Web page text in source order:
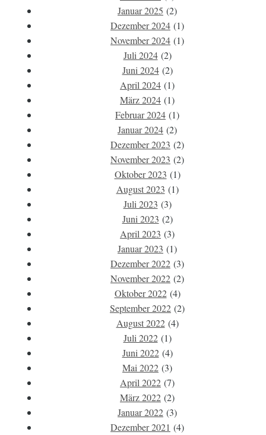
Januar 2025 (2)
Dezember 2024 (1)
November 2024 (1)
Juli 2024(2)
Juni 2024(2)
April 2024 (1)
März 2024 (1)
Februar 2024 (1)
Januar 2024 (2)
Dezember 2023 (2)
November 2023 (2)
Oktober 2023 (1)
August 2023 (1)
Juli 2023 (3)
Juni 2023 (2)
April 2023 (3)
Januar 2023 (1)
Dezember 2022 (3)
November 2022 (2)
Oktober 2022(4)
September 2022 (2)
August 2022(4)
Juli 2022(1)
Juni 2022(4)
Mai 2022 (3)
April 2022 (7)
März 2022 (2)
Januar 2022 (3)
Dezember 2021 (4)